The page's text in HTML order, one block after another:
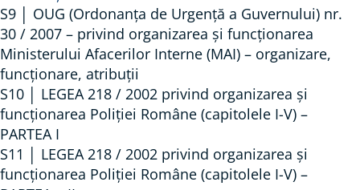
U
R
I
L
O
R
O
M
S9 │ OUG (Ordonanța de Urgență a Guvernului) nr.
30 / 2007 – privind organizarea și funcționarea
Ministerului Afacerilor Interne (MAI) – organizare,
funcționare, atribuții
S10 │ LEGEA 218 / 2002 privind organizarea și
funcționarea Poliției Române (capitolele I-V) –
PARTEA I
S11 │ LEGEA 218 / 2002 privind organizarea și
funcționarea Poliției Române (capitolele I-V) –